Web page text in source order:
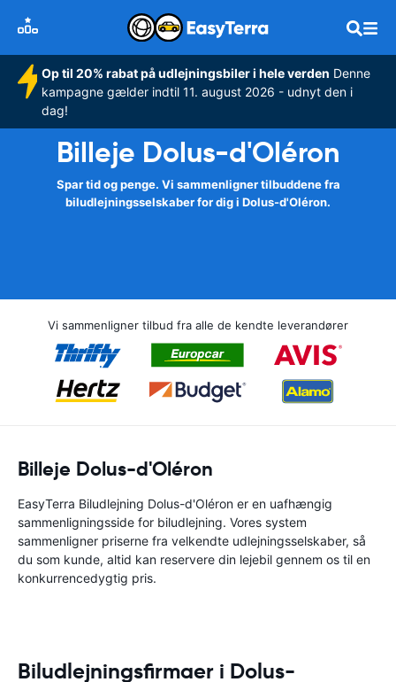
Op til 20% rabat på udlejningsbiler i hele verden Denne
kampagne gælder indtil 11. august 2026 - udnyt den i
dag!
Billeje Dolus-d'Oléron
Spar tid og penge. Vi sammenligner tilbuddene fra
biludlejningsselskaber for dig i Dolus-d'Oléron.
Vi sammenligner tilbud fra alle de kendte leverandører
Billeje Dolus-d'Oléron
EasyTerra Biludlejning Dolus-d'Oléron er en uafhængig
sammenligningsside for biludlejning. Vores system
sammenligner priserne fra velkendte udlejningsselskaber, så
du som kunde, altid kan reservere din lejebil gennem os til en
konkurrencedygtig pris.
Biludlejningsfirmaer i Dolus-